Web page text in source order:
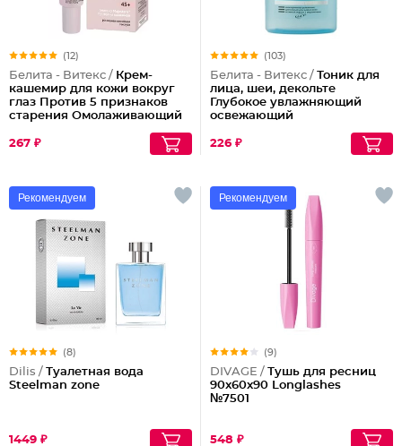
(12)
Белита - Витекс / Крем-
кашемир для кожи вокруг
глаз Против 5 признаков
старения Омолаживающий
267 ₽
(103)
Белита - Витекс / Тоник для
лица, шеи, декольте
Глубокое увлажняющий
освежающий
226 ₽
Рекомендуем
(8)
Dilis / Туалетная вода
Steelman zone
1449 ₽
Рекомендуем
(9)
DIVAGE / Тушь для ресниц
90x60x90 Longlashes
№7501
548 ₽